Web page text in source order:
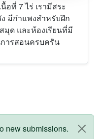
อที่ 7 ไร่ เรามีสระ
มีกำแพงสำหรับฝึก
มุด และห้องเรียนที่มี
การสอนครบครัน
new submissions.